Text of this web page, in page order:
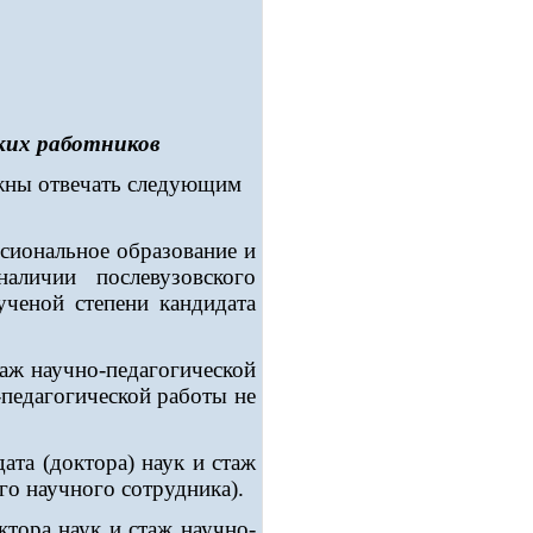
работников
отвечать следующим
образование и
послевузовского
степени кандидата
научно-педагогической
работы не
(доктора) наук и стаж
научного сотрудника).